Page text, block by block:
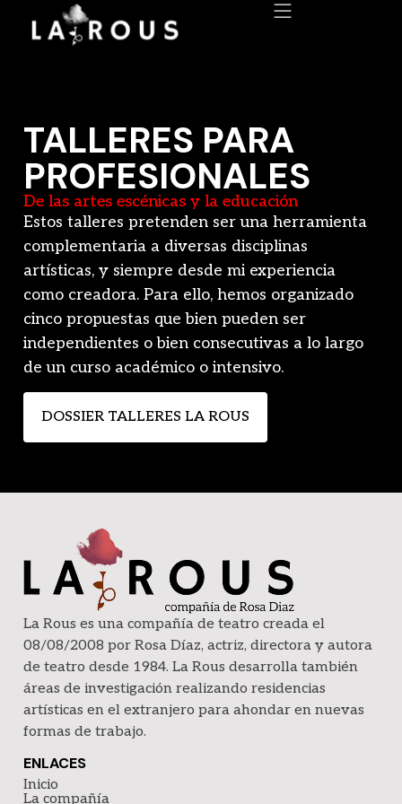
TALLERES PARA
PROFESIONALES
De las artes escénicas y la educación
Estos talleres pretenden ser una herramienta
complementaria a diversas disciplinas
artísticas, y siempre desde mi experiencia
como creadora. Para ello, hemos organizado
cinco propuestas que bien pueden ser
independientes o bien consecutivas a lo largo
de un curso académico o intensivo.
DOSSIER TALLERES LA ROUS
La Rous es una compañía de teatro creada el
08/08/2008 por Rosa Díaz, actriz, directora y autora
de teatro desde 1984. La Rous desarrolla también
áreas de investigación realizando residencias
artísticas en el extranjero para ahondar en nuevas
formas de trabajo.
ENLACES
Inicio
La compañía